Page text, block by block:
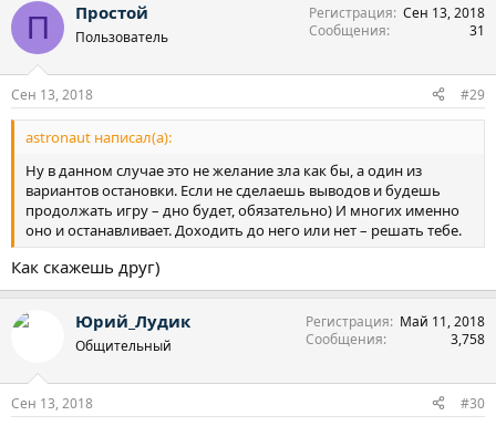
к
и
П Простой
Пользователь
Регистрация Сен 13, 2018
Сообщения
31
Сен 13, 2018 #29
astronaut написал(а):
Ну в данном случае это не желание зла как бы, а один из
вариантов остановки. Если не сделаешь выводов и будешь
продолжать игру – дно будет, обязательно) И многих именно
оно и останавливает. Доходить до него или нет – решать тебе.
Как скажешь друг)
Юрий_Лудик
Общительный
Регистрация
Май 11, 2018
Сообщения
3,758
Сен 13, 2018 #30